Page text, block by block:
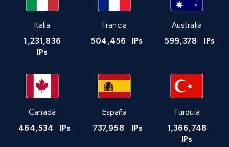
Italia
1,231,836
IPs
Francia
504,456 IPs
Australia
599,378 IPs
Canadá
464,534 IPs
España
737,958 IPs
Turquía
1,366,748
IPs